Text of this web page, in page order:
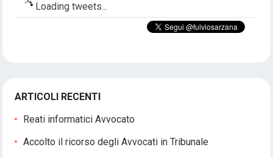
Loading tweets...
ARTICOLI RECENTI
Reati informatici Avvocato
Accolto il ricorso degli Avvocati in Tribunale